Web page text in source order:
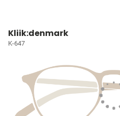
Kliik:denmark
K-647